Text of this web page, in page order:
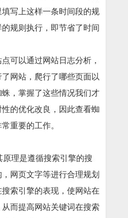
写上这样一条时间段的规
规则执行，即节省了时间
可以通过网站日志分析，
网站，爬行了哪些页面以
，掌握了这些情况我们才
的优化改良，因此查看蜘
重要的工作。
理是遵循搜索引擎的搜
网页文字等进行合理规划
索引擎的表现，使网站在
而提高网站关键词在搜索